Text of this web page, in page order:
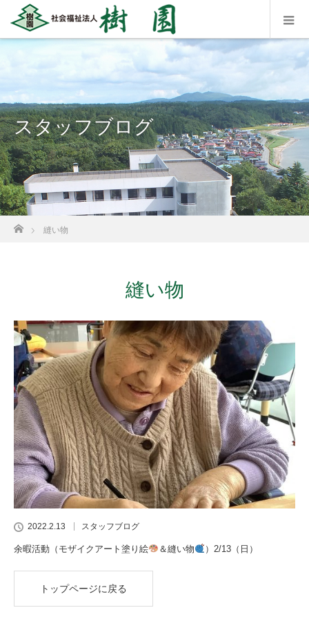
スタッフブログ
ホーム
縫い物
縫い物
2022.2.13 スタッフブログ
余暇活動（モザイクアート塗り絵 ＆縫い物 ）2/13（日）
トップページに戻る